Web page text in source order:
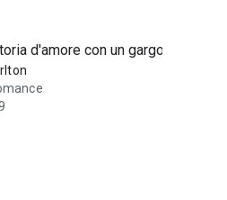
d'amore con un gargoyle